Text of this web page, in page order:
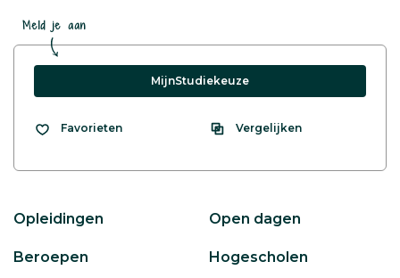
Meld je aan
MijnStudiekeuze
Favorieten Vergelijken
Opleidingen Open dagen
Beroepen Hogescholen